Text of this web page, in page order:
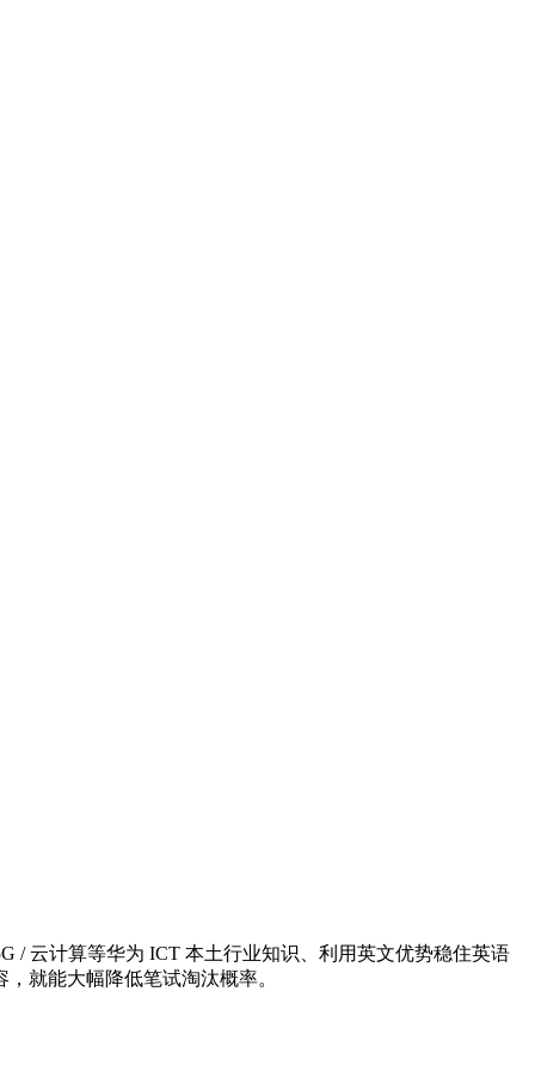
/ 云计算等华为 ICT 本土行业知识、利用英文优势稳住英语
就能大幅降低笔试淘汰概率。